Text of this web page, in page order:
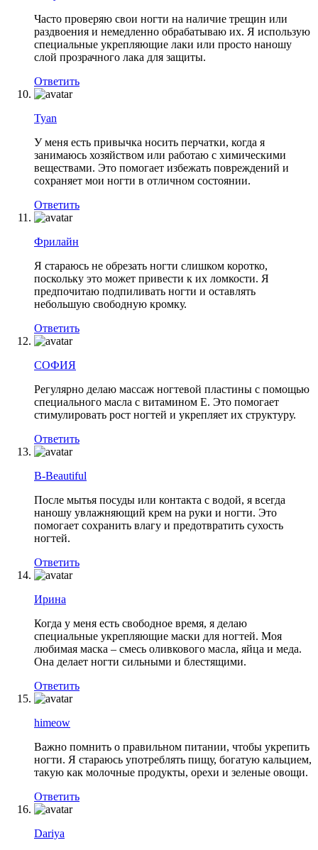
Часто проверяю свои ногти на наличие трещин или
раздвоения и немедленно обрабатываю их. Я использую
специальные укрепляющие лаки или просто наношу
слой прозрачного лака для защиты.
Ответить
Tyan
У меня есть привычка носить перчатки, когда я
занимаюсь хозяйством или работаю с химическими
веществами. Это помогает избежать повреждений и
сохраняет мои ногти в отличном состоянии.
Ответить
Фрилайн
Я стараюсь не обрезать ногти слишком коротко,
поскольку это может привести к их ломкости. Я
предпочитаю подпиливать ногти и оставлять
небольшую свободную кромку.
Ответить
СОФИЯ
Регулярно делаю массаж ногтевой пластины с помощью
специального масла с витамином Е. Это помогает
стимулировать рост ногтей и укрепляет их структуру.
Ответить
B-Beautiful
После мытья посуды или контакта с водой, я всегда
наношу увлажняющий крем на руки и ногти. Это
помогает сохранить влагу и предотвратить сухость
ногтей.
Ответить
Ирина
Когда у меня есть свободное время, я делаю
специальные укрепляющие маски для ногтей. Моя
любимая маска – смесь оливкового масла, яйца и меда.
Она делает ногти сильными и блестящими.
Ответить
himeow
Важно помнить о правильном питании, чтобы укрепить
ногти. Я стараюсь употреблять пищу, богатую кальцием,
такую как молочные продукты, орехи и зеленые овощи.
Ответить
Dariya